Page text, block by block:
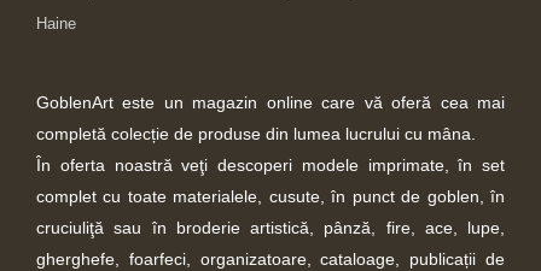
Haine
GoblenArt este un magazin online care vă oferă cea mai
completă colecție de produse din lumea lucrului cu mâna.
În oferta noastră veţi descoperi modele imprimate, în set
complet cu toate materialele, cusute, în punct de goblen, în
cruciuliţă sau în broderie artistică, pânză, fire, ace, lupe,
gherghefe, foarfeci, organizatoare, cataloage, publicații de